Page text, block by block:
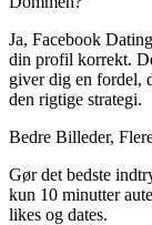
Ja, Facebook
din profil korrekt.
giver dig en fordel,
den rigtige strategi.
Bedre Billeder,
Gør det bedste
kun 10 minutter
likes og dates.